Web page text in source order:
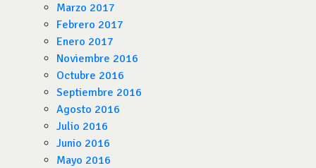
Marzo 2017
Febrero 2017
Enero 2017
Noviembre 2016
Octubre 2016
Septiembre 2016
Agosto 2016
Julio 2016
Junio 2016
Mayo 2016